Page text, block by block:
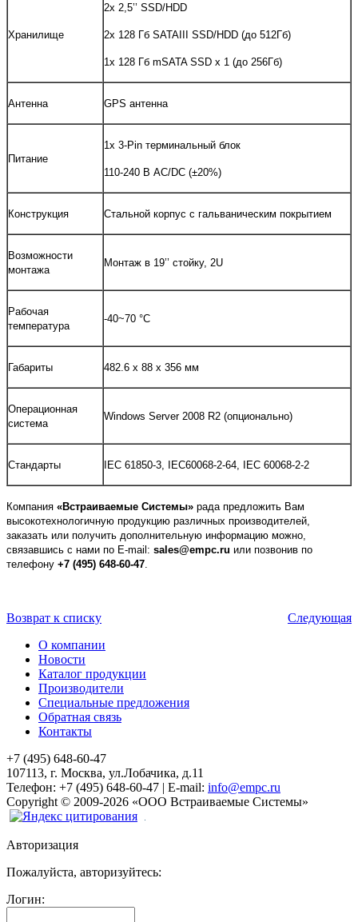
Хранилище
2х 2,5’’ SSD/HDD
2х 128 Гб SATAIII SSD/HDD (до 512Гб)
1х 128 Гб mSATA SSD x 1 (до 256Гб)
Антенна GPS антенна
Питание
1x 3-Pin терминальный блок
110-240 В AC/DC (±20%)
Конструкция Стальной корпус с гальваническим покрытием
Возможности
монтажа
Монтаж в 19’’ стойку, 2U
Рабочая
температура
-40~70 °C
Габариты 482.6 x 88 x 356 мм
Операционная
система
Windows Server 2008 R2 (опционально)
Стандарты IEC 61850-3, IEC60068-2-64, IEC 60068-2-2
Компания «Встраиваемые Системы» рада предложить Вам
высокотехнологичную продукцию различных производителей,
заказать или получить дополнительную информацию можно,
связавшись с нами по E-mail: sales@empc.ru или позвонив по
телефону +7 (495) 648-60-47
Возврат к списку
Следующая
О компании
Новости
Каталог продукции
Производители
Специальные предложения
Обратная связь
Контакты
+7 (495) 648-60-47
107113, г. Москва, ул.Лобачика, д.11
Телефон: +7 (495) 648-60-47 | E-mail: info@empc.ru
Copyright © 2009-2026 «ООО Встраиваемые Системы»
Авторизация
Пожалуйста, авторизуйтесь:
Логин: